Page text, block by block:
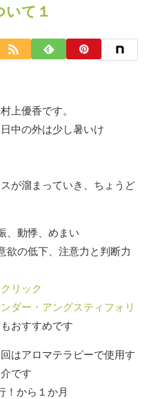
いて１
上優香です。
中の外は少し暑いけ
が溜まっていき、ちょうど
、動悸、めまい
欲の低下、注意力と判断力
リック
ダー・アングスティフォリ
もおすすめです
はアロマテラピーで使用す
です
！から１か月